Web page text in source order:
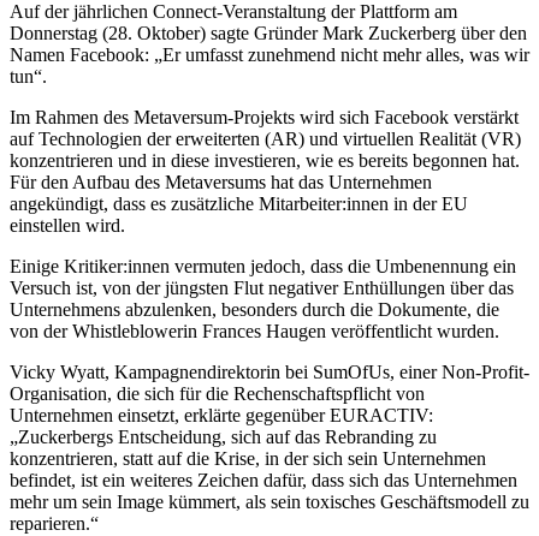
Auf der jährlichen Connect-Veranstaltung der Plattform am
Donnerstag (28. Oktober) sagte Gründer Mark Zuckerberg über den
Namen Facebook: „Er umfasst zunehmend nicht mehr alles, was wir
tun“.
Im Rahmen des Metaversum-Projekts wird sich Facebook verstärkt
auf Technologien der erweiterten (AR) und virtuellen Realität (VR)
konzentrieren und in diese investieren, wie es bereits begonnen hat.
Für den Aufbau des Metaversums hat das Unternehmen
angekündigt, dass es zusätzliche Mitarbeiter:innen in der EU
einstellen wird.
Einige Kritiker:innen vermuten jedoch, dass die Umbenennung ein
Versuch ist, von der jüngsten Flut negativer Enthüllungen über das
Unternehmens abzulenken, besonders durch die Dokumente, die
von der Whistleblowerin Frances Haugen veröffentlicht wurden.
Vicky Wyatt, Kampagnendirektorin bei SumOfUs, einer Non-Profit-
Organisation, die sich für die Rechenschaftspflicht von
Unternehmen einsetzt, erklärte gegenüber EURACTIV:
„Zuckerbergs Entscheidung, sich auf das Rebranding zu
konzentrieren, statt auf die Krise, in der sich sein Unternehmen
befindet, ist ein weiteres Zeichen dafür, dass sich das Unternehmen
mehr um sein Image kümmert, als sein toxisches Geschäftsmodell zu
reparieren.“